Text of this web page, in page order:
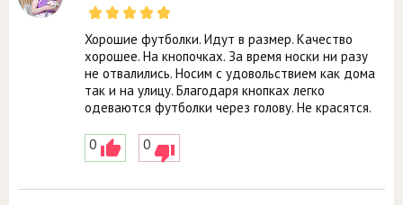
Хорошие футболки. Идут в размер. Качество
хорошее. На кнопочках. За время носки ни разу
не отвалились. Носим с удовольствием как дома
так и на улицу. Благодаря кнопках легко
одеваются футболки через голову. Не красятся.
0 0